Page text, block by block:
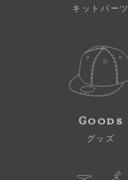
キットパーツ
Goods
グッズ